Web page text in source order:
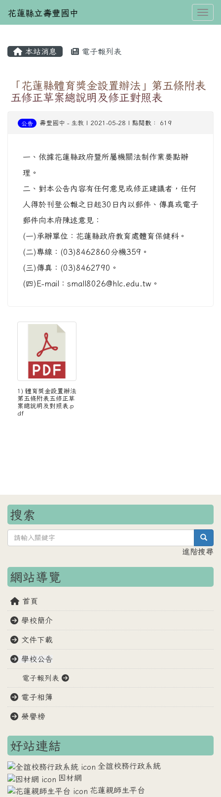
花蓮縣立壽豐國中
本站消息 電子報列表
「花蓮縣體育獎金設置辦法」第五條附表
五修正草案總說明及修正對照表
公告 壽豐國中 - 生教 | 2021-05-28 | 點閱數： 619
一、依據花蓮縣政府暨所屬機關法制作業要點辦
理。
二、對本公告內容有任何意見或修正建議者，任何
人得於刊登公報之日起30日內以郵件、傳真或電子
郵件向本府陳述意見：
(一)承辦單位：花蓮縣政府教育處體育保健科。
(二)專線：(03)8462860分機359。
(三)傳真：(03)8462790。
(四)E-mail：small8026@hlc.edu.tw。
1) 體育獎金設置辦法
第五條附表五修正草
案總說明及對照表.p
df
搜索
進階搜尋
網站導覽
首頁
學校簡介
文件下載
學校公告
電子報列表
電子相簿
榮譽榜
好站連結
全誼校務行政系統
因材網
花蓮親師生平台